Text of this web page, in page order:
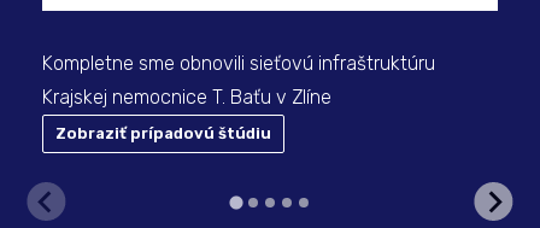
Kompletne sme obnovili sieťovú infraštruktúru
Krajskej nemocnice T. Baťu v Zlíne
Zobraziť prípadovú štúdiu